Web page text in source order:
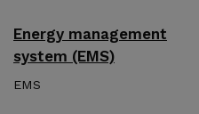
Energy management
system (EMS)
EMS